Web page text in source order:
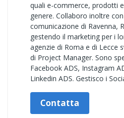
quali e-commerce, prodotti
genere. Collaboro inoltre
comunicazione di Ravenna,
gestendo il marketing per i
agenzie di Roma e di Lecce
di Project Manager. Sono
Facebook ADS, Instagram
Linkedin ADS. Gestisco i
Contatta